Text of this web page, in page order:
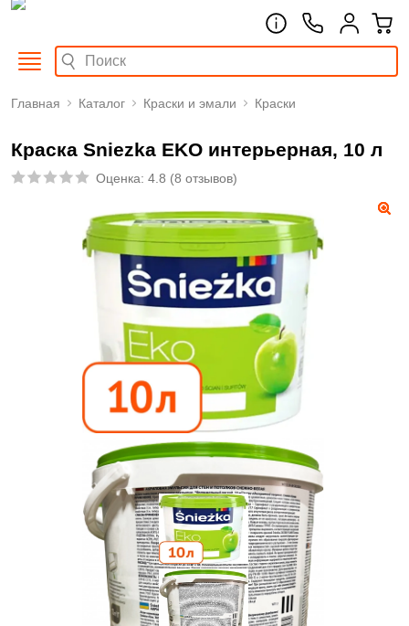
Главная Каталог Краски и эмали Краски
Краска Sniezka EKO интерьерная, 10 л
Оценка: 4.8 (8 отзывов)